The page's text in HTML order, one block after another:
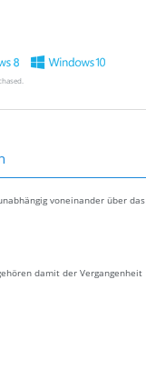
voneinander über das
damit der Vergangenheit